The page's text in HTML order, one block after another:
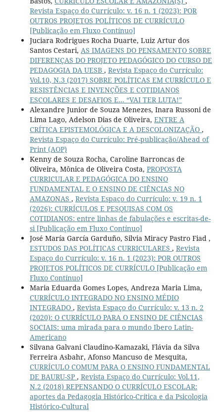
Revista Espaço do Currículo: v. 16 n. 1 (2023): POR
OUTROS PROJETOS POLÍTICOS DE CURRÍCULO
[Publicação em Fluxo Contínuo]
Juciara Rodrigues Rocha Duarte, Luiz Artur dos
Santos Cestari, AS IMAGENS DO PENSAMENTO SOBRE
DIFERENÇAS DO PROJETO PEDAGÓGICO DO CURSO DE
PEDAGOGIA DA UESB , Revista Espaço do Currículo:
Vol.10, N.3 (2017) SOBRE POLÍTICAS EM CURRÍCULO E
RESISTÊNCIAS E INVENÇÕES E COTIDIANOS
ESCOLARES E DESAFIOS E... “VAI TER LUTA!”
Alexandre Junior de Souza Menezes, Inara Russoni de
Lima Lago, Adelson Dias de Oliveira, ENTRE A
CRÍTICA EPISTEMOLÓGICA E A DESCOLONIZAÇÃO ,
Revista Espaço do Currículo: Pré-publicação/Ahead of
Print (AOP)
Kenny de Souza Rocha, Caroline Barroncas de
Oliveira, Mônica de Oliveira Costa, PROPOSTA
CURRICULAR E PEDAGÓGICA DO ENSINO
FUNDAMENTAL E O ENSINO DE CIÊNCIAS NO
AMAZONAS , Revista Espaço do Currículo: v. 19 n. 1
(2026): CURRÍCULOS E PESQUISAS COM OS
COTIDIANOS: entre linhas de fabulações e escritas-de-
si [Publicação em Fluxo Contínuo]
José María García Garduño, Silvia Miracy Pastro Fiad ,
ESTUDOS DAS POLÍTICAS CURRICULARES , Revista
Espaço do Currículo: v. 16 n. 1 (2023): POR OUTROS
PROJETOS POLÍTICOS DE CURRÍCULO [Publicação em
Fluxo Contínuo]
Maria Eduarda Gomes Lopes, Andreza Maria Lima,
CURRÍCULO INTEGRADO NO ENSINO MÉDIO
INTEGRADO , Revista Espaço do Currículo: v. 13 n. 2
(2020): O CURRÍCULO PARA O ENSINO DE CIÊNCIAS
SOCIAIS: uma mirada para o mundo Ibero Latin-
Americano
Silvana Galvani Claudino-Kamazaki, Flávia da Silva
Ferreira Asbahr, Afonso Mancuso de Mesquita,
CURRÍCULO COMUM PARA O ENSINO FUNDAMENTAL
DE BAURU-SP , Revista Espaço do Currículo: Vol.11,
N.2 (2018) REPENSANDO O CURRÍCULO ESCOLAR:
aportes da Pedagogia Histórico-Crítica e da Psicologia
Histórico-Cultural